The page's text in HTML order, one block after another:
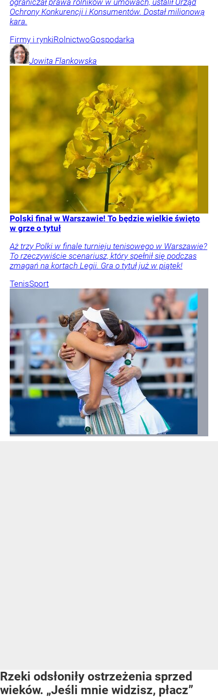
ograniczał prawa rolników w umowach, ustalił Urząd
Ochrony Konkurencji i Konsumentów. Dostał milionową
kara.
Firmy i rynkiRolnictwoGospodarka
Jowita Flankowska
Polski finał w Warszawie! To będzie wielkie święto
w grze o tytuł
Aż trzy Polki w finale turnieju tenisowego w Warszawie?
To rzeczywiście scenariusz, który spełnił się podczas
zmagań na kortach Legii. Gra o tytuł już w piątek!
TenisSport
Rzeki odsłoniły ostrzeżenia sprzed
wieków. „Jeśli mnie widzisz, płacz”